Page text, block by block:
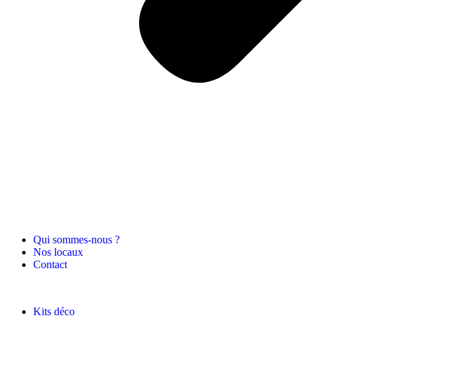
Qui sommes-nous ?
Nos locaux
Contact
Kits déco